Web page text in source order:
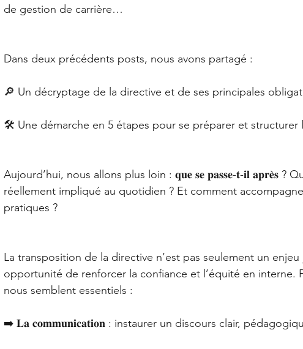
de gestion de carrière…
Dans deux précédents posts, nous avons partagé :
🔎 Un décryptage de la directive et de ses principales
🛠️ Une démarche en 5 étapes pour se préparer et structurer
Aujourd’hui, nous allons plus loin : 𝐪𝐮𝐞 𝐬𝐞 𝐩𝐚𝐬𝐬𝐞-𝐭-𝐢𝐥 𝐚𝐩𝐫𝐞̀𝐬 ?
réellement impliqué au quotidien ? Et comment
pratiques ?
La transposition de la directive n’est pas seulement un
opportunité de renforcer la confiance et l’équité en interne.
nous semblent essentiels :
➡️ 𝐋𝐚 𝐜𝐨𝐦𝐦𝐮𝐧𝐢𝐜𝐚𝐭𝐢𝐨𝐧 : instaurer un discours clair,